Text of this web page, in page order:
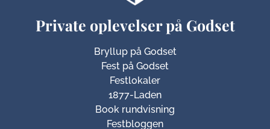
Private oplevelser på Godset
Bryllup på Godset
Fest på Godset
Festlokaler
1877-Laden
Book rundvisning
Festbloggen